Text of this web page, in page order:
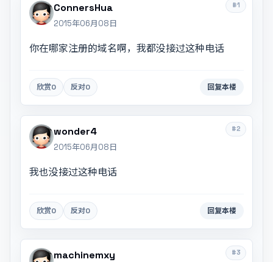
#1
ConnersHua
2015年06月08日
你在哪家注册的域名啊，我都没接过这种电话
欣赏0 反对0 回复本楼
#2
wonder4
2015年06月08日
我也没接过这种电话
欣赏0 反对0 回复本楼
#3
machinemxy